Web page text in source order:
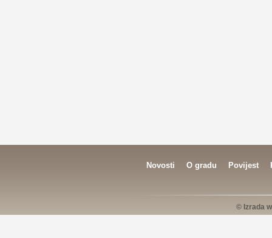
Novosti O gradu Povijest
© Izrada